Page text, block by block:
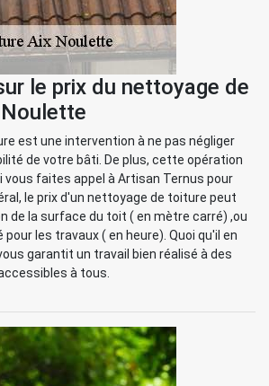
le prix du nettoyage de
est une intervention à ne pas négliger
de votre bâti. De plus, cette opération
vous faites appel à Artisan Ternus pour
le prix d'un nettoyage de toiture peut
de la surface du toit ( en mètre carré) ,ou
les travaux ( en heure). Quoi qu'il en
garantit un travail bien réalisé à des
à tous.